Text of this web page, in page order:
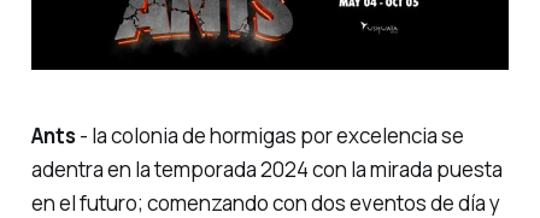
Ants- la colonia de hormigas por excelencia se
adentra en la temporada 2024 con la mirada puesta
en el futuro; comenzando con dos eventos de día y